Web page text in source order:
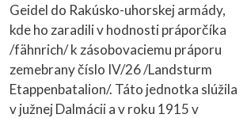
Geidel do Rakúsko-uhorskej armády,
kde ho zaradili v hodnosti práporčíka
/fähnrich/ k zásobovaciemu práporu
zemebrany číslo IV/26 /Landsturm
Etappenbatalion/. Táto jednotka slúžila
v južnej Dalmácii a v roku 1915 v